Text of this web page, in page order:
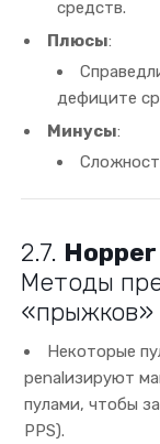
средств.
Плюсы:
дефиците
Минусы:
2.7.
Методы
«прыжков»
Некоторые
penalизируют
пулами, чтобы
PPS).